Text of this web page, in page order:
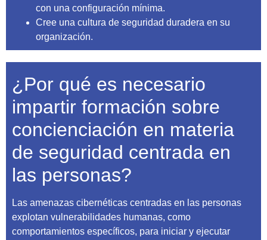
con una configuración mínima.
Cree una cultura de seguridad duradera en su
organización.
¿Por qué es necesario
impartir formación sobre
concienciación en materia
de seguridad centrada en
las personas?
Las amenazas cibernéticas centradas en las personas
explotan vulnerabilidades humanas, como
comportamientos específicos, para iniciar y ejecutar